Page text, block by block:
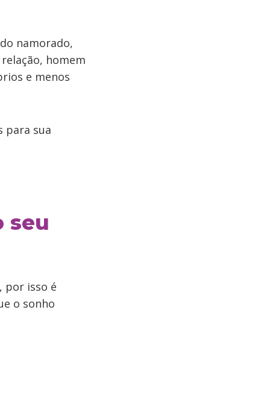
namorado,
homem
e menos
para sua
seu
por isso é
o sonho